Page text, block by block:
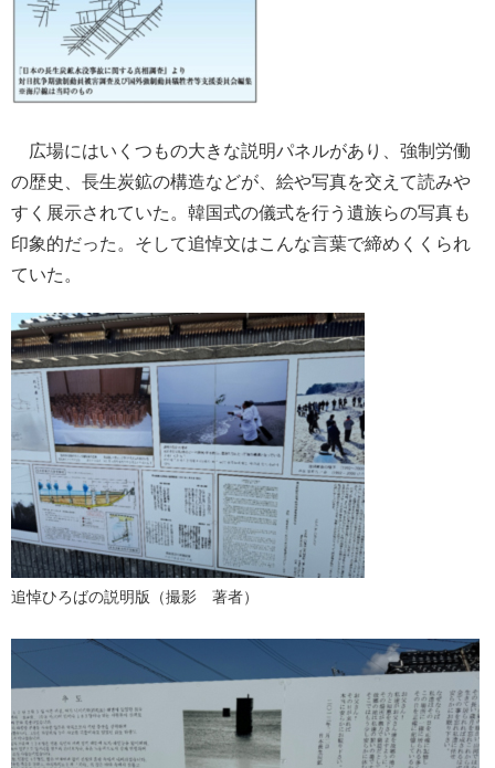
広場にはいくつもの大きな説明パネルがあり、強制労働
の歴史、長生炭鉱の構造などが、絵や写真を交えて読みや
すく展示されていた。韓国式の儀式を行う遺族らの写真も
印象的だった。そして追悼文はこんな言葉で締めくくられ
ていた。
追悼ひろばの説明版（撮影 著者）